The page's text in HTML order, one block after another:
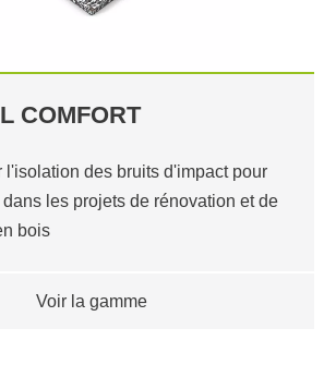
COMFORT
l'isolation des bruits d'impact pour
dans les projets de rénovation et de
bois
Voir la gamme